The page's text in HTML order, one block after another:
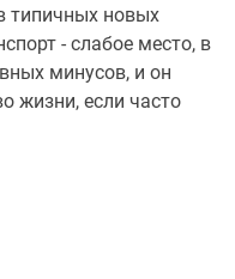
типичных новых
- слабое место, в
минусов, и он
жизни, если часто